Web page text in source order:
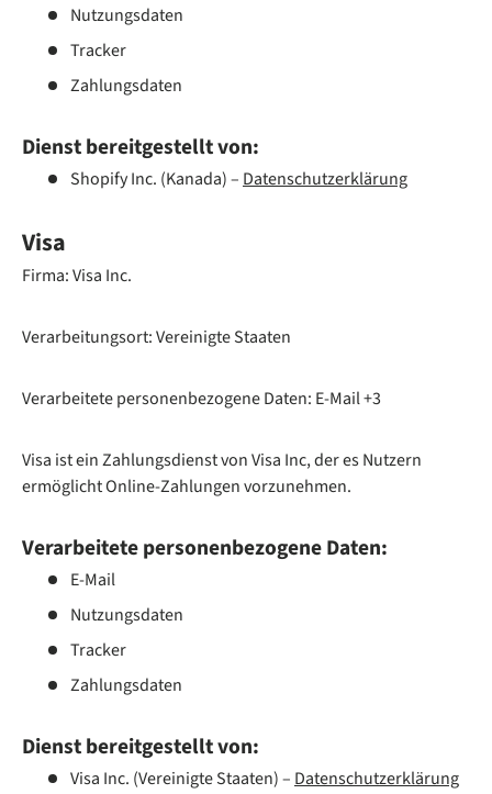
Nutzungsdaten
Tracker
Zahlungsdaten
Dienst bereitgestellt von:
Shopify Inc. (Kanada) – Datenschutzerklärung
Visa
Firma: Visa Inc.
Verarbeitungsort: Vereinigte Staaten
Verarbeitete personenbezogene Daten: E-Mail +3
Visa ist ein Zahlungsdienst von Visa Inc, der es Nutzern
ermöglicht Online-Zahlungen vorzunehmen.
Verarbeitete personenbezogene Daten:
E-Mail
Nutzungsdaten
Tracker
Zahlungsdaten
Dienst bereitgestellt von:
Visa Inc. (Vereinigte Staaten) – Datenschutzerklärung